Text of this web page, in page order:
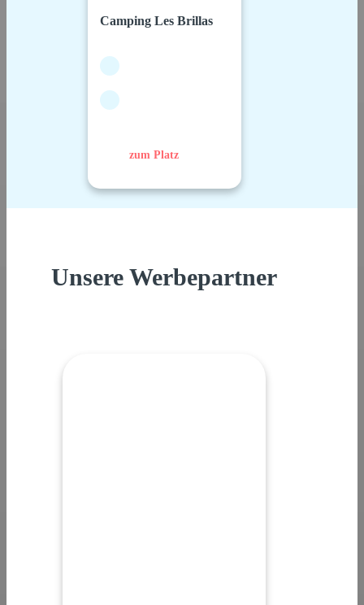
Camping Les Brillas
zum Platz
Unsere Werbepartner